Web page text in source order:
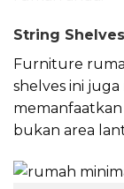
String
Furniture
shelves ini
bukan area